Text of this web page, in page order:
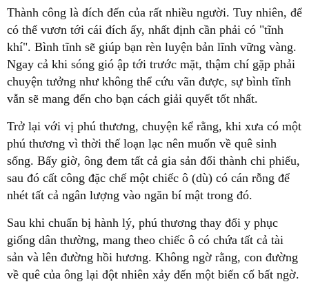
Thành công là đích đến của rất nhiều người. Tuy nhiên, để
có thể vươn tới cái đích ấy, nhất định cần phải có "tĩnh
khí". Bình tĩnh sẽ giúp bạn rèn luyện bản lĩnh vững vàng.
Ngay cả khi sóng gió ập tới trước mặt, thậm chí gặp phải
chuyện tưởng như không thể cứu vãn được, sự bình tĩnh
vẫn sẽ mang đến cho bạn cách giải quyết tốt nhất.
Trở lại với vị phú thương, chuyện kể rằng, khi xưa có một
phú thương vì thời thế loạn lạc nên muốn về quê sinh
sống. Bấy giờ, ông đem tất cả gia sản đổi thành chi phiếu,
sau đó cất công đặc chế một chiếc ô (dù) có cán rỗng để
nhét tất cả ngân lượng vào ngăn bí mật trong đó.
Sau khi chuẩn bị hành lý, phú thương thay đổi y phục
giống dân thường, mang theo chiếc ô có chứa tất cả tài
sản và lên đường hồi hương. Không ngờ rằng, con đường
về quê của ông lại đột nhiên xảy đến một biến cố bất ngờ.